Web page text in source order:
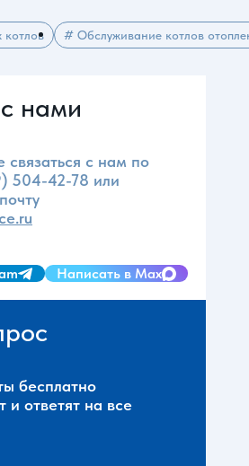
котлов # Обслуживание котлов
нами
с нам по
504-42-78 или
Написать в Max
бесплатно
и ответят на все